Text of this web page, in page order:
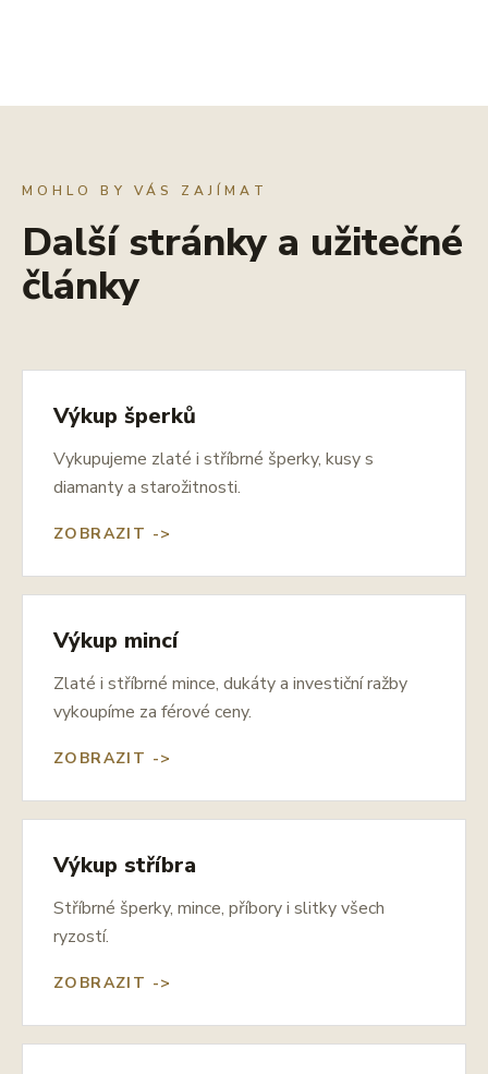
MOHLO BY VÁS ZAJÍMAT
Další stránky a užitečné
články
Výkup šperků
Vykupujeme zlaté i stříbrné šperky, kusy s
diamanty a starožitnosti.
ZOBRAZIT ->
Výkup mincí
Zlaté i stříbrné mince, dukáty a investiční ražby
vykoupíme za férové ceny.
ZOBRAZIT ->
Výkup stříbra
Stříbrné šperky, mince, příbory i slitky všech
ryzostí.
ZOBRAZIT ->